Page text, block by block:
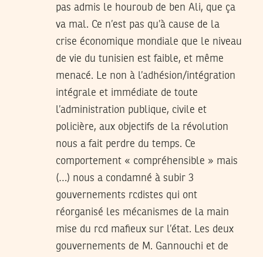
pas admis le houroub de ben Ali, que ça
va mal. Ce n’est pas qu’à cause de la
crise économique mondiale que le niveau
de vie du tunisien est faible, et même
menacé. Le non à l’adhésion/intégration
intégrale et immédiate de toute
l’administration publique, civile et
policière, aux objectifs de la révolution
nous a fait perdre du temps. Ce
comportement « compréhensible » mais
(…) nous a condamné à subir 3
gouvernements rcdistes qui ont
réorganisé les mécanismes de la main
mise du rcd mafieux sur l’état. Les deux
gouvernements de M. Gannouchi et de